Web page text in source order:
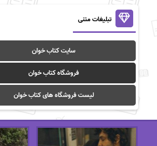
تبلیغات متنی
سایت کتاب خوان
فروشگاه کتاب خوان
لیست فروشگاه های کتاب خوان